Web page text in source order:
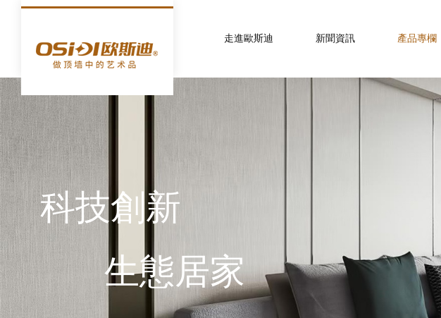
走進歐斯迪 新聞資訊 產品專欄
科技創新
生態居家